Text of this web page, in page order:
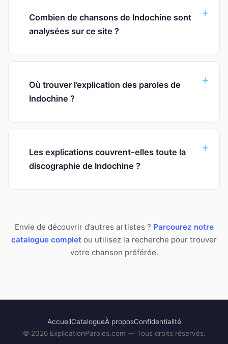
Combien de chansons de Indochine sont
analysées sur ce site ?
Où trouver l’explication des paroles de
Indochine ?
Les explications couvrent-elles toute la
discographie de Indochine ?
Envie de découvrir d’autres artistes ? Parcourez notre
catalogue complet ou utilisez la recherche pour trouver
votre chanson préférée.
AccueilCatalogueÀ proposConfidentialité
© 2026ExplicationParoles.com — Tous droits réservés.